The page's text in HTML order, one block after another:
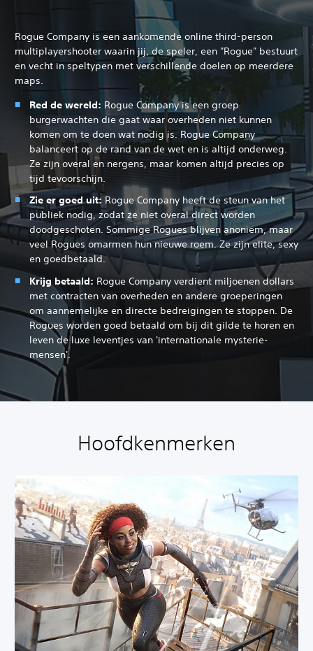
Rogue Company is een aankomende online third-person
multiplayershooter waarin jij, de speler, een "Rogue" bestuurt
en vecht in speltypen met verschillende doelen op meerdere
maps.
Red de wereld: Rogue Company is een groep
burgerwachten die gaat waar overheden niet kunnen
komen om te doen wat nodig is. Rogue Company
balanceert op de rand van de wet en is altijd onderweg.
Ze zijn overal en nergens, maar komen altijd precies op
tijd tevoorschijn.
Zie er goed uit:Rogue Company heeft de steun van het
publiek nodig, zodat ze niet overal direct worden
doodgeschoten. Sommige Rogues blijven anoniem, maar
veel Rogues omarmen hun nieuwe roem. Ze zijn elite, sexy
en goedbetaald.
Krijg betaald: Rogue Company verdient miljoenen dollars
met contracten van overheden en andere groeperingen
om aannemelijke en directe bedreigingen te stoppen. De
Rogues worden goed betaald om bij dit gilde te horen en
leven de luxe leventjes van 'internationale mysterie-
mensen'.
Hoofdkenmerken